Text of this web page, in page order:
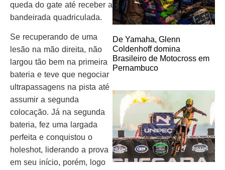
queda do gate até receber a
bandeirada quadriculada.
Se recuperando de uma
lesão na mão direita, não
largou tão bem na primeira
bateria e teve que negociar
ultrapassagens na pista até
assumir a segunda
colocação. Já na segunda
bateria, fez uma largada
perfeita e conquistou o
holeshot, liderando a prova
em seu início, porém, logo
De Yamaha, Glenn
Coldenhoff domina
Brasileiro de Motocross em
Pernambuco